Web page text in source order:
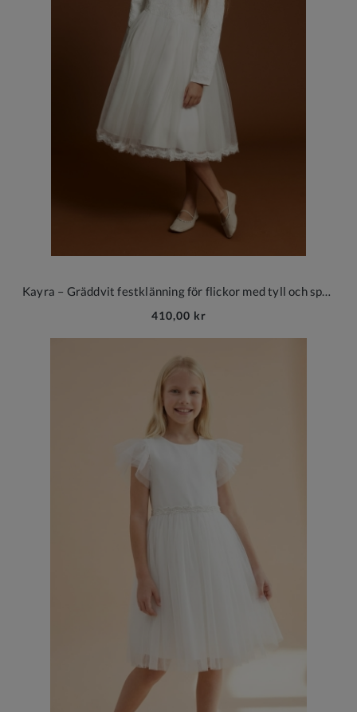
Kayra – Gräddvit festklänning för flickor med tyll och spets
410,00 kr